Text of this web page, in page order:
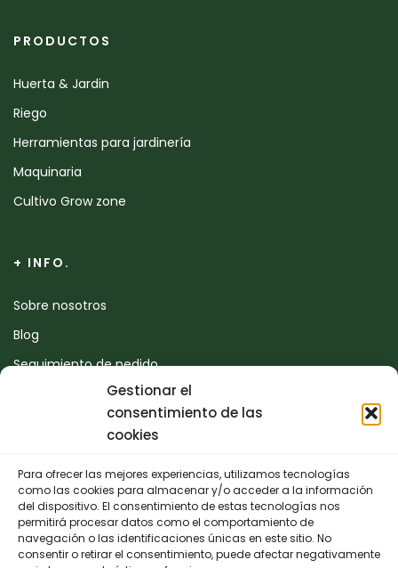
Gestionar el
consentimiento de las
cookies
Para ofrecer las mejores experiencias, utilizamos tecnologías
como las cookies para almacenar y/o acceder a la información
del dispositivo. El consentimiento de estas tecnologías nos
permitirá procesar datos como el comportamiento de
navegación o las identificaciones únicas en este sitio. No
consentir o retirar el consentimiento, puede afectar negativamente
PRODUCTOS
Huerta & Jardin
Riego
Herramientas para jardinería
Maquinaria
Cultivo Grow zone
+ INFO.
Sobre nosotros
Blog
Seguimiento de pedido
CONTACTO
942 25 50 54
Polígono de Trascueto, parcela 4, 39600 Revilla de